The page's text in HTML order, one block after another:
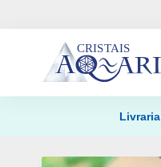
Livraria